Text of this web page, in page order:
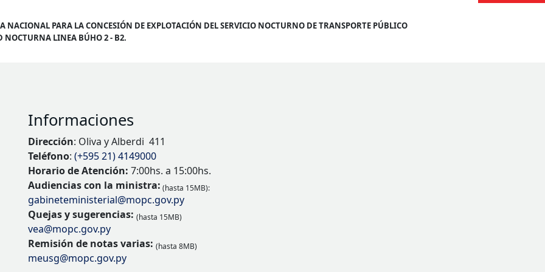
LICITACION Nº 3
PARA LA CONCESIÓN DE EXPLOTACIÓN DEL SERVICIO NOCTURNO DE TRANSPORTE PÚBLICO
NOCTURNA LINEA BÚHO 2 - B2.
Informaciones
Dirección: Oliva y Alberdi 411
Teléfono: (+595 21) 4149000
Horario de Atención: 7:00hs. a 15:00hs.
Audiencias con la ministra: (hasta 15MB):
gabineteministerial@mopc.gov.py
Quejas y sugerencias: (hasta 15MB)
vea@mopc.gov.py
Remisión de notas varias: (hasta 8MB)
meusg@mopc.gov.py